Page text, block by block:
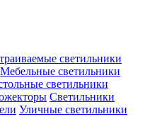
светильники
Мебельные светильники
светильники
Светильники
Уличные светильники